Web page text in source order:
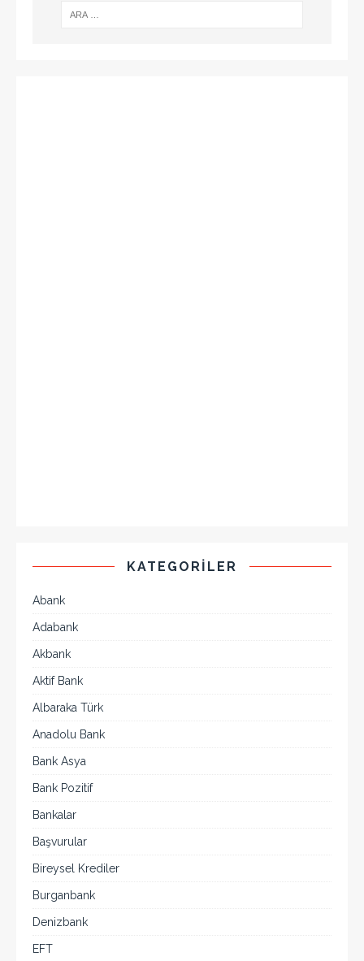
KATEGORILER
Abank
Adabank
Akbank
Aktif Bank
Albaraka Türk
Anadolu Bank
Bank Asya
Bank Pozitif
Bankalar
Başvurular
Bireysel Krediler
Burganbank
Denizbank
EFT